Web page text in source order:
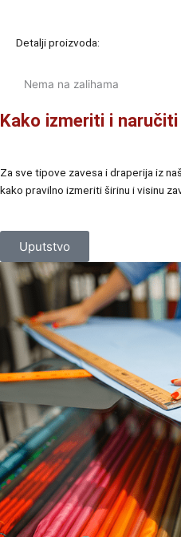
Detalji proizvoda:
Nema na zalihama
Kako izmeriti i
Za sve tipove zavesa i draperija iz
kako pravilno izmeriti širinu i visinu
Uputstvo